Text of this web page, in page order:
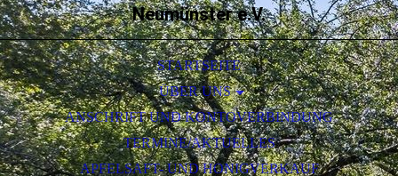
Neumünster e.V.
STARTSEITE
ÜBER UNS
SORTENLISTE DES OBSTES
ANSCHRIFT UND KONTOVERBINDUNG
TERMINE/AKTUELLES
APFELSAFT- UND HONIGVERKAUF